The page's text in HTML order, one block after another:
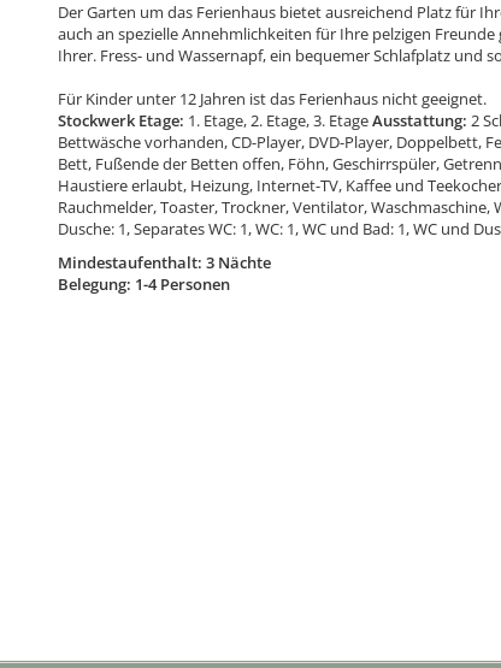
Der Garten um das Ferienhaus bietet ausreichend Platz für
auch an spezielle Annehmlichkeiten für Ihre pelzigen
Ihrer. Fress- und Wassernapf, ein bequemer Schlafplatz und
Für Kinder unter 12 Jahren ist das Ferienhaus nicht geeignet.
Stockwerk Etage: 1. Etage, 2. Etage, 3. EtageAusstattung: 2
Bettwäsche vorhanden, CD-Player, DVD-Player, Doppelbett,
Bett, Fußende der Betten offen, Föhn, Geschirrspüler,
Haustiere erlaubt, Heizung, Internet-TV, Kaffee und
Rauchmelder, Toaster, Trockner, Ventilator, Waschmaschine,
Dusche: 1, Separates WC: 1, WC: 1, WC und Bad: 1, WC und
Mindestaufenthalt: 3 Nächte
Belegung: 1-4 Personen